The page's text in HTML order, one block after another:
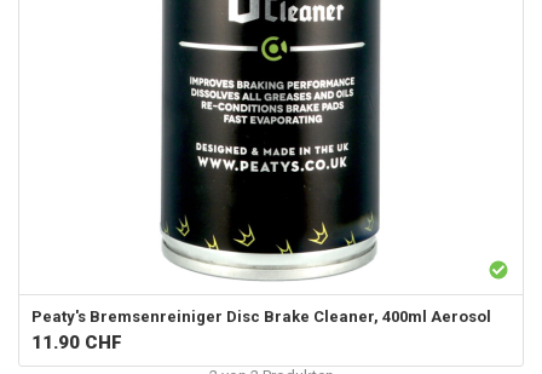
Peaty's Bremsenreiniger Disc Brake Cleaner, 400ml Aerosol
11.90 CHF